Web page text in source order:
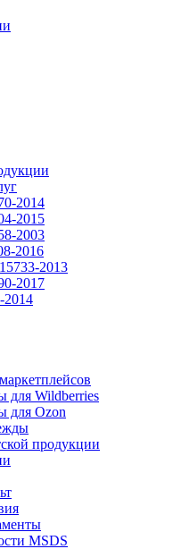
2014
2015
2003
2016
2013
2017
для Wildberries
для Ozon
продукции
MSDS